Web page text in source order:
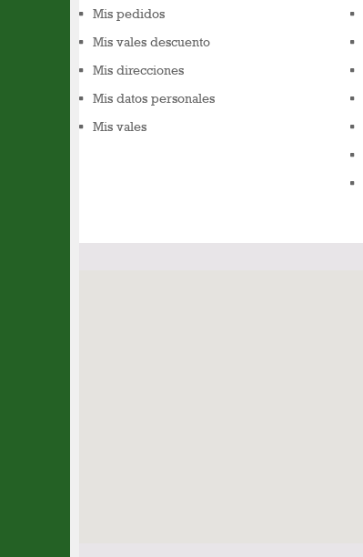
Mis pedidos
Mis vales descuento
Mis direcciones
Mis datos personales
Mis vales